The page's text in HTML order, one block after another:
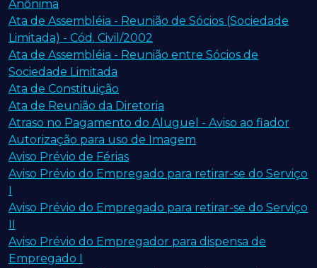
Anônima
Ata de Assembléia - Reunião de Sócios (Sociedade
Limitada) - Cód. Civil/2002
Ata de Assembléia - Reunião entre Sócios de
Sociedade Limitada
Ata de Constituição
Ata de Reunião da Diretoria
Atraso no Pagamento do Aluguel - Aviso ao fiador
Autorização para uso de Imagem
Aviso Prévio de Férias
Aviso Prévio do Empregado para retirar-se do Serviço
I
Aviso Prévio do Empregado para retirar-se do Serviço
II
Aviso Prévio do Empregador para dispensa de
Empregado I